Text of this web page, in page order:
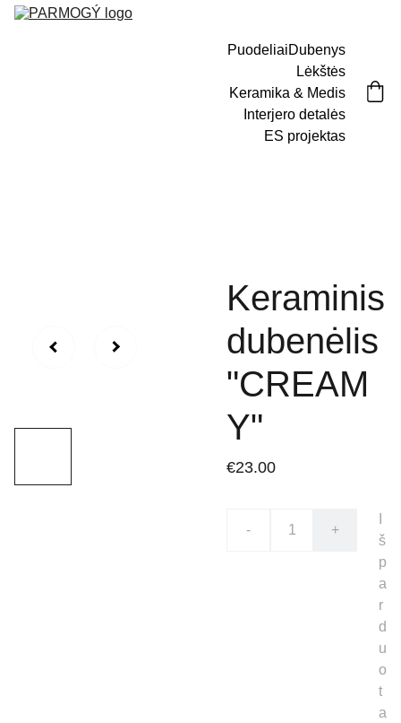
PuodeliaiDubenys
Lėkštės
Keramika & Medis
Interjero detalės
ES projektas
Keraminis
dubenėlis
"CREAM
Y"
€23.00
- +
š
p
a
r
d
u
o
t
a